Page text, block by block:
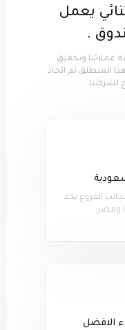
يعمل
.
عملائنا وتحقيق
المنطلق تم اتخاذ
لشركتنا.
الفروع بكلا
ومصر.
الافضل